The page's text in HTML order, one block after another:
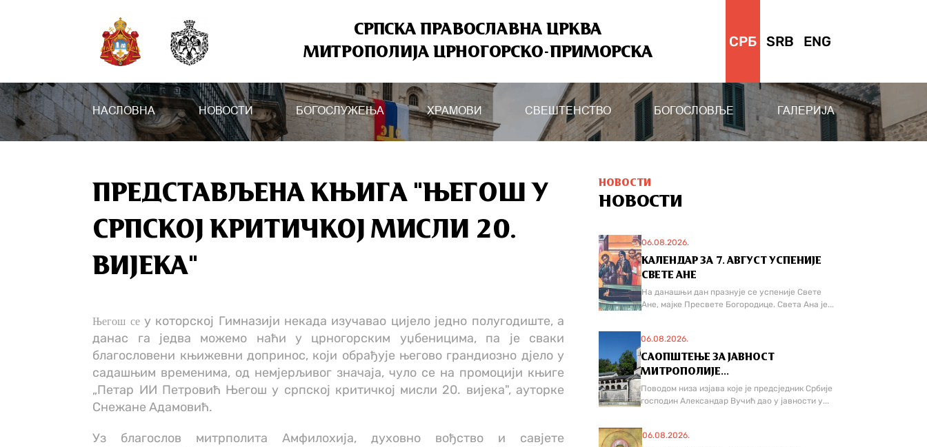
СРПСКА ПРАВОСЛАВНА ЦРКВА
МИТРОПОЛИЈА ЦРНОГОРСКО-ПРИМОРСКА
СРБ SRB ENG
НАСЛОВНА НОВОСТИ БОГОСЛУЖЕЊА ХРАМОВИ СВЕШТЕНСТВО БОГОСЛОВЉЕ ГАЛЕРИЈА
ПРЕДСТАВЉЕНА КЊИГА "ЊЕГОШ У
СРПСКОЈ КРИТИЧКОЈ МИСЛИ 20.
ВИЈЕКА"
Његош сеу которској Гимназији некада изучавао цијело једно полугодиште, а
данас га једва можемо наћи у црногорским уџбеницима, па је сваки
благословени књижевни допринос, који обрађује његово грандиозно дјело у
садашњим временима, од немјерљивог значаја, чуло се на промоцији књиге
„Петар ИИ Петровић Његош у српској критичкој мисли 20. вијека", ауторке
Снежане Адамовић.
Уз благослов митрполита Амфилохија, духовно вођство и савјете
НОВОСТИ
НОВОСТИ
06.08.2026.
КАЛЕНДАР ЗА 7. АВГУСТ УСПЕНИЈЕ
СВЕТЕ АНЕ
На данашњи дан празнује се успеније Свете
Ане, мајке Пресвете Богородице. Света Ана је...
06.08.2026.
САОПШТЕЊЕ ЗА ЈАВНОСТ
МИТРОПОЛИЈЕ...
Поводом низа изјава које је предсједник Србије
господин Александар Вучић дао у јавности у...
06.08.2026.